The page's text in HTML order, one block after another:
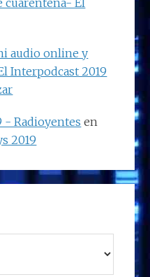
cuarentena- El
audio online y
Interpodcast 2019
- Radioyentes en
2019